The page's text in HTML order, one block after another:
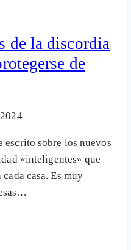
de la discordia
de
escrito sobre los nuevos
«inteligentes» que
casa. Es muy